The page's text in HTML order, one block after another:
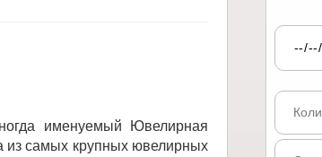
именуемый Ювелирная
из самых крупных ювелирных